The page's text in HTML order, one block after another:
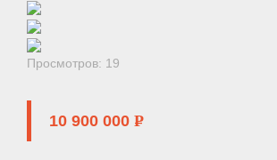
Просмотров: 19
10 900 000 P